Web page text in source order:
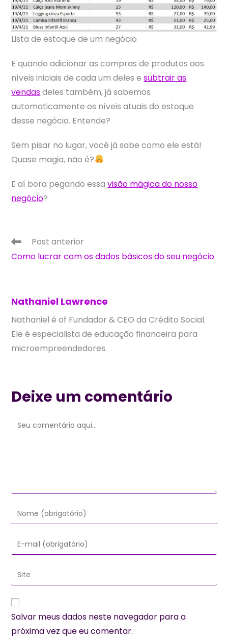
Lista de estoque de um negócio
E quando adicionar as compras de produtos aos
níveis iniciais de cada um deles esubtrair as
vendasdeles também, já sabemos
automaticamente os níveis atuais do estoque
desse negócio. Entende?
Sem pisar no lugar, você já sabe como ele está!
Quase magia, não é?
E aí bora pegando essavisão mágica do nosso
negócio?
Ler
artigos
Post anterior
Como lucrar com os dados básicos do seu negócio
Nathaniel Lawrence
Nathaniel é of Fundador & CEO da Crédito Social.
Ele é especialista de educação financeira para
microempreendedores.
Deixe um comentário
Comentário
Digite
seu
ou
de
usuário
para
comentar
Digite
seu
de
mail
para
comentar
Digite
o
URL
do
seu
site
Salvar meus dados neste navegador para a
próxima vez que eu comentar.